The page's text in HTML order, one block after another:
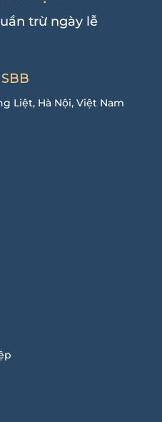
trừ ngày lễ
Liệt, Hà Nội, Việt Nam